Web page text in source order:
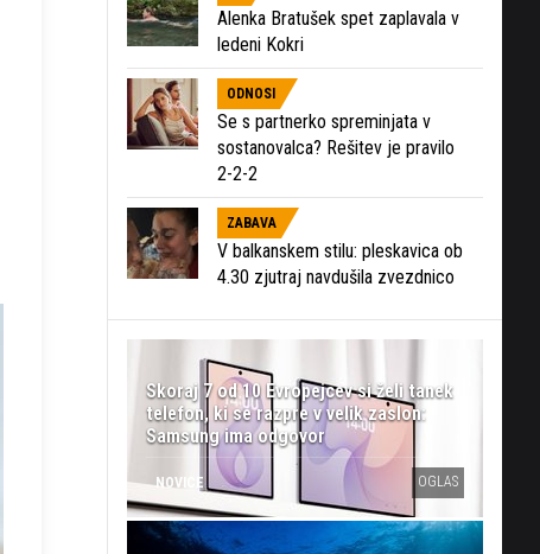
Alenka Bratušek spet zaplavala v
ledeni Kokri
ODNOSI
Se s partnerko spreminjata v
sostanovalca? Rešitev je pravilo
2-2-2
ZABAVA
V balkanskem stilu: pleskavica ob
4.30 zjutraj navdušila zvezdnico
Skoraj 7 od 10 Evropejcev si želi tanek
telefon, ki se razpre v velik zaslon:
Samsung ima odgovor
NOVICE OGLAS